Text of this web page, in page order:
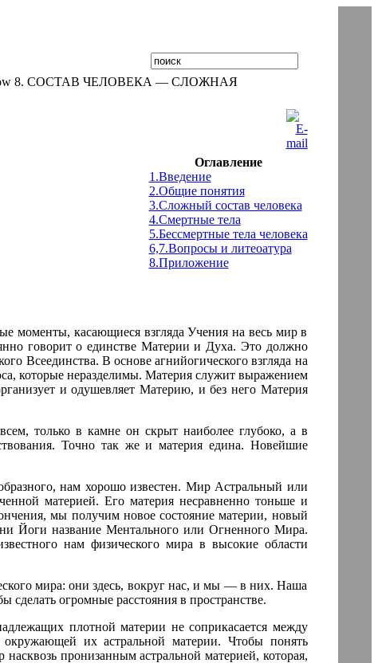
8. СОСТАВ ЧЕЛОВЕКА — СЛОЖНАЯ
Оглавление
1.Введение
2.Общие понятия
3.Сложный состав человека
4.Смертные тела
5.Бессмертные тела человека
6,7.Вопросы и литеоатура
8.Приложение
моменты, касающиеся взгляда Учения на весь мир в
говорит о единстве Материи и Духа. Это должно
Всеединства. В основе агнийогического взгляда на
которые неразделимы. Материя служит выражением
и одушевляет Материю, и без него Материя
только в камне он скрыт наиболее глубоко, а в
Точно так же и материя едина. Новейшие
нам хорошо известен. Мир Астральный или
материей. Его материя несравненно тоньше и
мы получим новое состояние материи, новый
Йоги название Ментального или Огненного Мира.
нам физического мира в высокие области
мира: они здесь, вокруг нас, и мы — в них. Наша
сделать огромные расстояния в пространстве.
плотной материи не соприкасается между
их астральной материи. Чтобы понять
пронизанным астральной материей, которая,